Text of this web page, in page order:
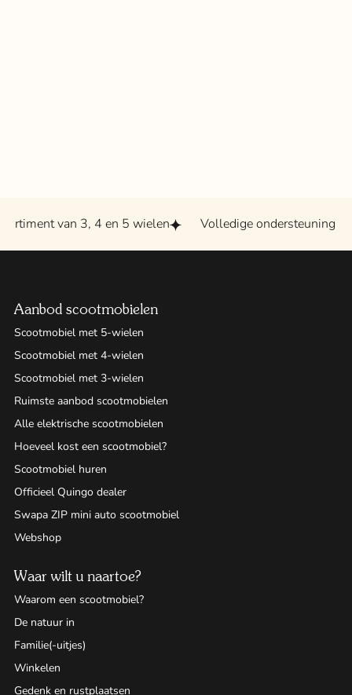
van 3, 4 en 5 wielen Volledige ondersteuning bij uw
Aanbod scootmobielen
Scootmobiel met 5-wielen
Scootmobiel met 4-wielen
Scootmobiel met 3-wielen
Ruimste aanbod scootmobielen
Alle elektrische scootmobielen
Hoeveel kost een scootmobiel?
Scootmobiel huren
Officieel Quingo dealer
Swapa ZIP mini auto scootmobiel
Webshop
Waar wilt u naartoe?
Waarom een scootmobiel?
De natuur in
Familie(-uitjes)
Winkelen
Gedenk en rustplaatsen